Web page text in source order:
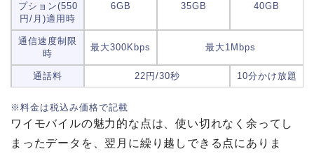
プション(550
円/月)適用時
6GB 35GB 40GB
通信速度制限
時
最大300Kbps 最大1Mbps
通話料 22円/30秒 10分かけ放題
※料金は税込み価格で記載
ワイモバイルの魅力的な点は、使い切れなく余ってし
まったデータを、翌月に繰り越しできる点にありま